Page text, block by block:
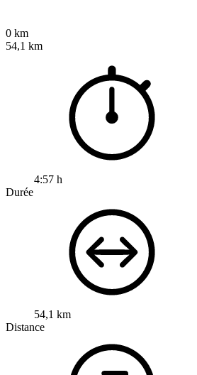
0 km
54,1 km
4:57 h
Durée
54,1 km
Distance